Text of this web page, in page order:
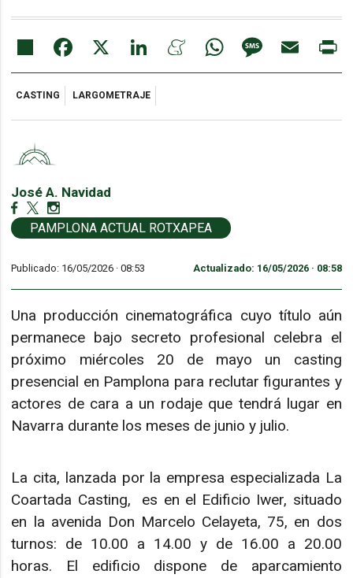
Share Facebook LinkedIn MeneameWhatsAppMessageEmail
CASTING LARGOMETRAJE
José A. Navidad
PAMPLONA ACTUAL ROTXAPEA
Publicado: 16/05/2026 ·08:53 Actualizado: 16/05/2026 · 08:58
Una producción cinematográfica cuyo título aún
permanece bajo secreto profesional celebra el
próximo miércoles 20 de mayo un casting
presencial en Pamplona para reclutar figurantes y
actores de cara a un rodaje que tendrá lugar en
Navarra durante los meses de junio y julio.
La cita, lanzada por la empresa especializada La
Coartada Casting, es en el Edificio Iwer, situado
en la avenida Don Marcelo Celayeta, 75, en dos
turnos: de 10.00 a 14.00 y de 16.00 a 20.00
horas. El edificio dispone de aparcamiento